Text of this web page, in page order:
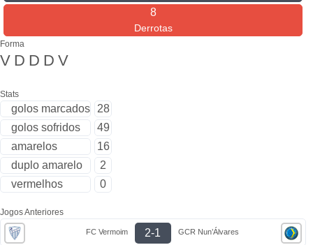
8
Derrotas
Forma
V D D D V
Stats
golos marcados
28
golos sofridos
49
amarelos
16
duplo amarelo
2
vermelhos
0
Jogos Anteriores
FC Vermoim 2-1 GCR Nun’Álvares